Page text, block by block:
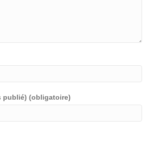
publié) (obligatoire)